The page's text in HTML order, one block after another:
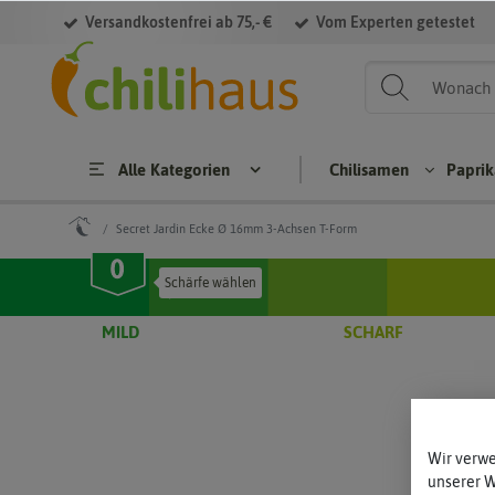
Versandkostenfrei ab 75,- € Vom Experten getestet
Alle Kategorien
Chilisamen
Brat
pap
Chilisamen
Secret Jardin Ecke Ø 16mm 3-Achsen T-Form
MILD SCHARF
Wir
unserer